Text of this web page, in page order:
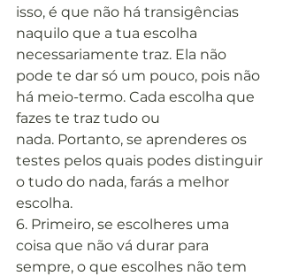
isso, é que não há transigências
naquilo que a tua escolha
necessariamente traz. Ela não
pode te dar só um pouco, pois não
há meio-termo. Cada escolha que
fazes te traz tudo ou
nada. Portanto, se aprenderes os
testes pelos quais podes distinguir
o tudo do nada, farás a melhor
escolha.
6. Primeiro, se escolheres uma
coisa que não vá durar para
sempre, o que escolhes não tem